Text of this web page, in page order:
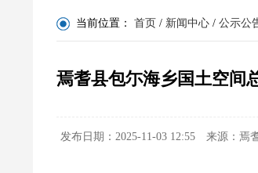
当前位置： 首页 / 新闻中心 / 公示公
焉耆县包尓海乡国土空间
发布日期：2025-11-03 12:55 来源：焉